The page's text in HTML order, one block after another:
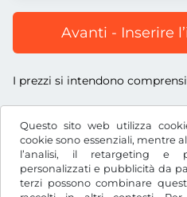
Questo sito web utilizza
cookie sono essenziali, mentre
l’analisi, il retargeting e
personalizzati e pubblicità da
terzi possono combinare
Avanti - Inserire
I prezzi si intendono
RON